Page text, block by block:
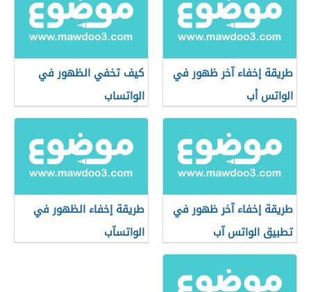
طريقة إخفاء آخر ظهور في
الواتس أب
كيف تخفي الظهور في
الواتساب
طريقة إخفاء آخر ظهور في
تطبيق الواتس آب
طريقة إخفاء الظهور في
الواتسآب